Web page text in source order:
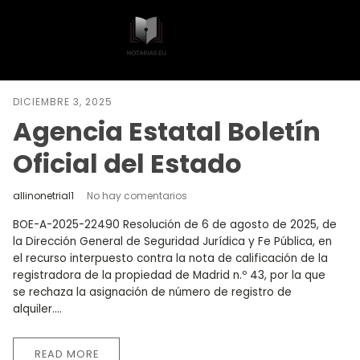
DICIEMBRE 3, 2025
Agencia Estatal Boletín
Oficial del Estado
allinonetrial1 No hay comentarios
BOE-A-2025-22490 Resolución de 6 de agosto de 2025, de
la Dirección General de Seguridad Jurídica y Fe Pública, en
el recurso interpuesto contra la nota de calificación de la
registradora de la propiedad de Madrid n.º 43, por la que
se rechaza la asignación de número de registro de
alquiler....
READ MORE